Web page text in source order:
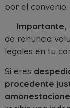
por el convenio.
Importante,
de renuncia
legales en tu
Si eres
procedente